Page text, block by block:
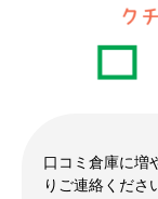
口コミ倉庫に増
りご連絡くださ